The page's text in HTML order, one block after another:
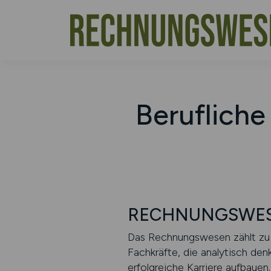
Das Rechnungswesen zählt
Fachkräfte, die analytisch
erfolgreiche Karriere